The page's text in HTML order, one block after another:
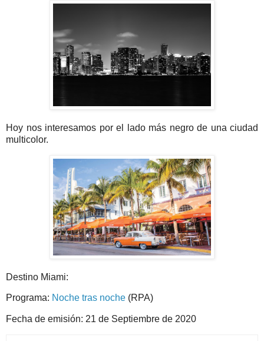
Hoy nos interesamos por el lado más negro de una ciudad
multicolor.
Destino Miami:
Programa: Noche tras noche (RPA)
Fecha de emisión: 21 de Septiembre de 2020